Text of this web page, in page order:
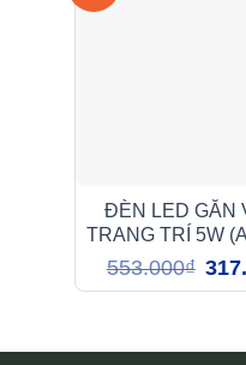
ĐÈN LED GẮN
TRANG TRÍ 5W
553.000₫ Giá
gốc
là: